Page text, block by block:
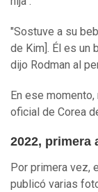
"Sostuve a su
de Kim]. Él es un
dijo Rodman al
En ese
oficial de Corea
2022, primera
Por primera vez, el
publicó varias